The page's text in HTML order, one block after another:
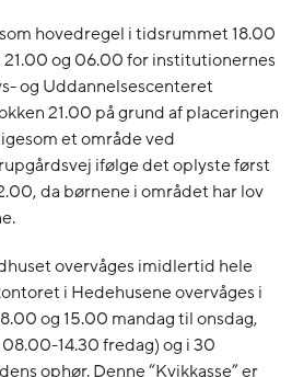
hovedregel i tidsrummet 18.00
og 06.00 for institutionernes
og Uddannelsescenteret
21.00 på grund af placeringen
et område ved
ifølge det oplyste først
da børnene i området har lov
overvåges imidlertid hele
i Hedehusene overvåges i
og 15.00 mandag til onsdag,
14.30 fredag) og i 30
ophør. Denne “Kvikkasse” er